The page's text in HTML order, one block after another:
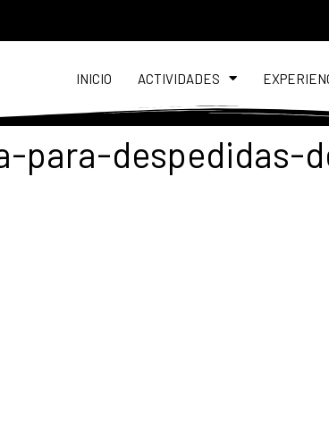
INICIO ACTIVIDADES
para-despedidas-